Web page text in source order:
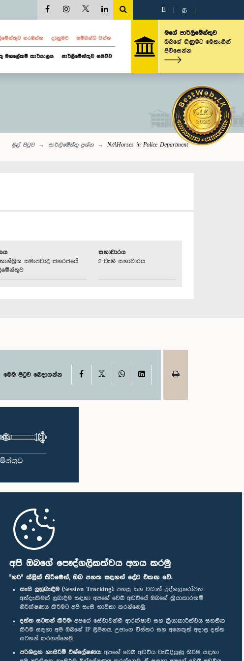
අපි ඔබගේ පෞද්ගලිකත්වය අගය කරමු
"හරි" ක්ලික් කිරීමෙන්, ඔබ පහත සඳහන් දේට එකඟ වේ:
සැසි ලුහුබැඳීම (Session Tracking): පහසු සහ වඩාත් පුද්ගලාරෝපිත
අත්දැකීමක් ලබාදීම සඳහා අපගේ වෙබ් අඩවියේ ඔබගේ ක්‍රියාකාරකම්
නිරීක්ෂණය කිරීමට අපි සැසි භාවිතා කරන්නෙමු.
දත්ත සටහන් කිරීම: අපගේ සේවාවන්හි ආරක්ෂාව සහ ක්‍රියාකාරීත්වය සහතික
කිරීම සඳහා අපි ඔබගේ IP ලිපිනය, උපාංග විස්තර සහ අනෙකුත් අදාළ දත්ත
සටහන් කරගන්නෙමු.
පරිශීලක හැසිරීම් විශ්ලේෂණය: අපගේ වෙබ් අඩවිය වැඩිදියුණු කිරීම සඳහා
E த
නරඹන්න දැනුමට සම්බන්ධ වන්න
මහලේකම් කාර්යාලය පාර්ලිමේන්තුව සජීවීව
මගේ පාර්ලිමේන්තුව
ඔබගේ ගිණුමට මෙතැනින්
පිවිසෙන්න
මුල් පිටුව පාර්ලි‌මේන්තු‌ ප්‍රශ්න N/AHorses in Police Department
සමාජවාදී ජනරජයේ
සභාවාරය
2 වැනි සභාවාරය
මෙම පිටුව බෙදාගන්න Facebook WhatsAppLinkedIn